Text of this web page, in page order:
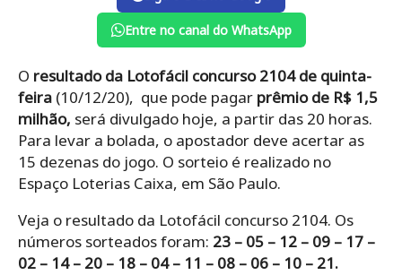
Entre no canal do WhatsApp
O resultado da Lotofácil concurso 2104 de quinta-
feira (10/12/20), que pode pagar prêmio de R$ 1,5
milhão, será divulgado hoje, a partir das 20 horas.
Para levar a bolada, o apostador deve acertar as
15 dezenas do jogo. O sorteio é realizado no
Espaço Loterias Caixa, em São Paulo.
Veja o resultado da Lotofácil concurso 2104. Os
números sorteados foram: 23 – 05 – 12 – 09 – 17 –
02 – 14 – 20 – 18 – 04 – 11 – 08 – 06 – 10 – 21.